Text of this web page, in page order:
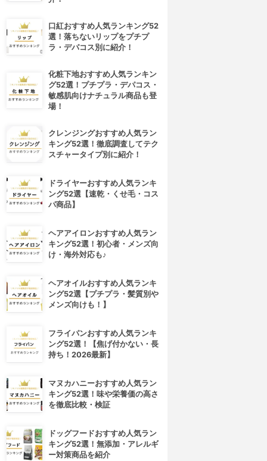
口紅おすすめ人気ランキング52
選！落ちないリップをプチプ
ラ・デパコス別に紹介！
化粧下地おすすめ人気ランキン
グ52選！プチプラ・デパコス・
敏感肌向けナチュラル商品も登
場！
クレンジングおすすめ人気ラン
キング52選！徹底調査してテク
スチャータイプ別に紹介！
ドライヤーおすすめ人気ランキ
ング52選【速乾・くせ毛・コス
パ商品】
ヘアアイロンおすすめ人気ラン
キング52選！初心者・メンズ向
け・海外対応も♪
ヘアオイルおすすめ人気ランキ
ング52選【プチプラ・髪質別や
メンズ向けも！】
フライパンおすすめ人気ランキ
ング52選！【焦げ付かない・長
持ち！2026最新】
マヌカハニーおすすめ人気ラン
キング52選！味や栄養価の高さ
を徹底比較・検証
ドッグフードおすすめ人気ラン
キング52選！無添加・アレルギ
ー対策商品を紹介